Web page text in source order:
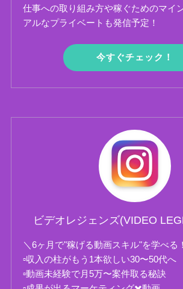
仕事への取り組み方や稼ぐためのマイ
アルなプライベートも発信予定！
今すぐチェック！
ビデオレジェンズ(VIDEO
＼6ヶ月で"稼げる動画スキル"を学べる
▫️収入の柱がもう1本欲しい30〜50代へ
▫️動画未経験で月5万〜案件取る秘訣